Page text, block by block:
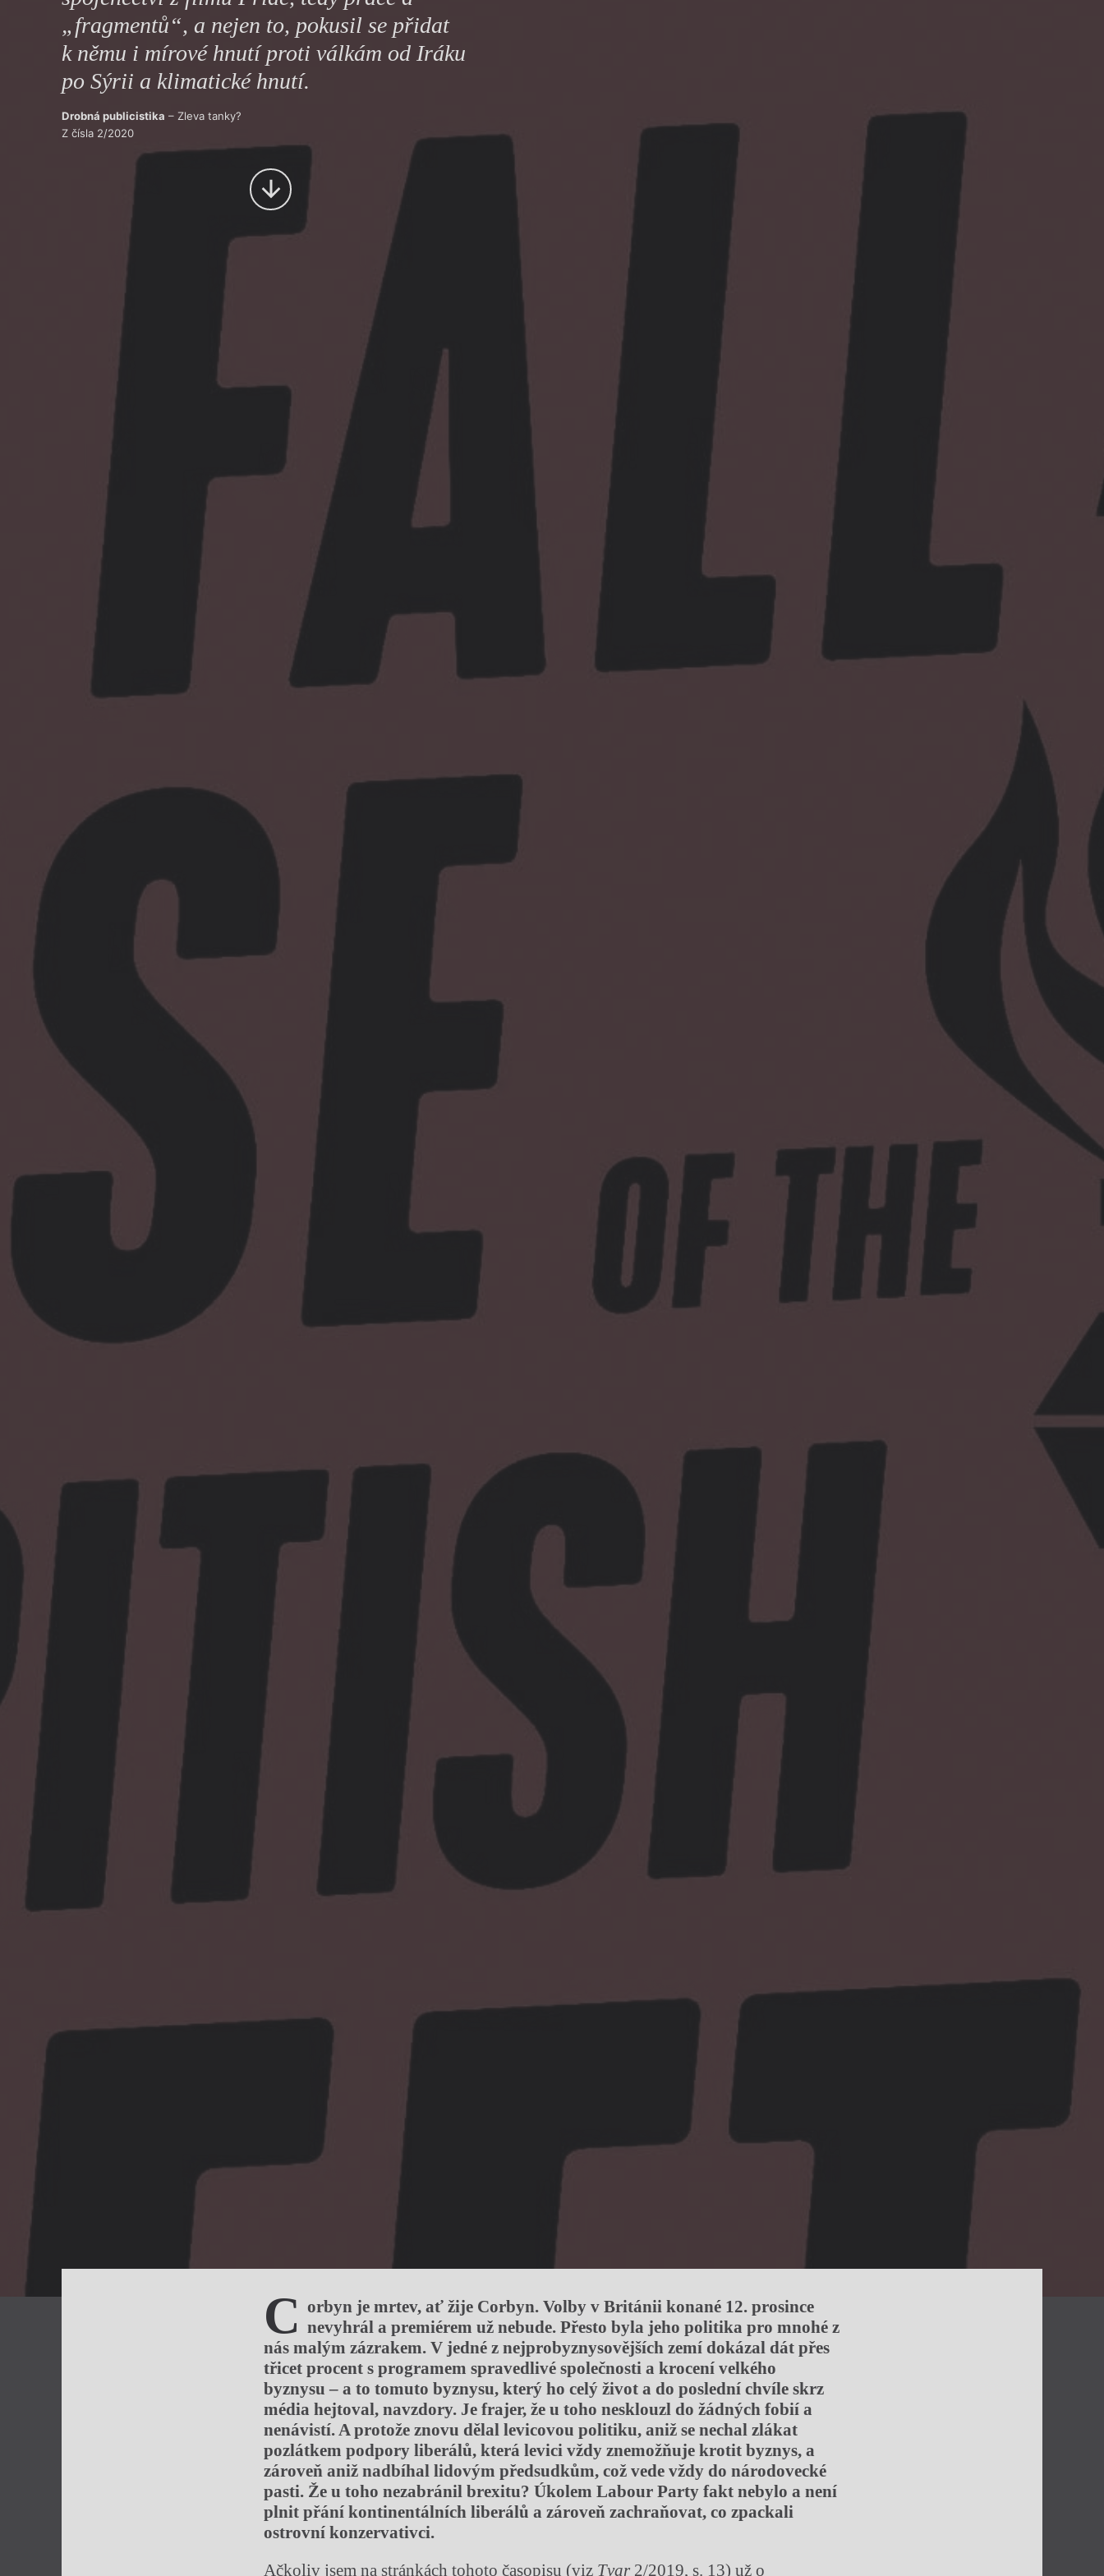
Výroční ceny
„fragmentů“, a nejen to, pokusil se přidat
k němu i mírové hnutí proti válkám od Iráku
po Sýrii a klimatické hnutí.
Drobná publicistika – Zleva tanky?
Z čísla 2/2020
C orbyn je mrtev, ať žije Corbyn. Volby v Británii konané 12. prosince
nevyhrál a premiérem už nebude. Přesto byla jeho politika pro mnohé z
nás malým zázrakem. V jedné z nejprobyznysovějších zemí dokázal dát přes
třicet procent s programem spravedlivé společnosti a krocení velkého
byznysu – a to tomuto byznysu, který ho celý život a do poslední chvíle skrz
média hejtoval, navzdory. Je frajer, že u toho nesklouzl do žádných fobií a
nenávistí. A protože znovu dělal levicovou politiku, aniž se nechal zlákat
pozlátkem podpory liberálů, která levici vždy znemožňuje krotit byznys, a
zároveň aniž nadbíhal lidovým předsudkům, což vede vždy do národovecké
pasti. Že u toho nezabránil brexitu? Úkolem Labour Party fakt nebylo a není
plnit přání kontinentálních liberálů a zároveň zachraňovat, co zpackali
ostrovní konzervativci.
Ačkoliv jsem na stránkách tohoto časopisu (viz Tvar 2/2019, s. 13) už o